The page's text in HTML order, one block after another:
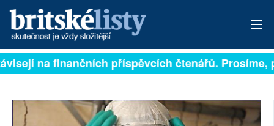
PŘIHLÁSIT
ARCHIV
na finančních příspěvcích čtenářů. Prosíme,